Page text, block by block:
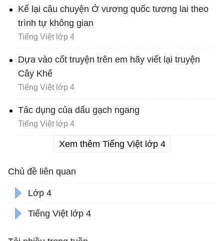
Kể lại câu chuyện Ở vương quốc tương lai theo
trình tự không gian
Tiếng Việt lớp 4
Dựa vào cốt truyện trên em hãy viết lại truyện
Cây Khế
Tiếng Việt lớp 4
Tác dụng của dấu gạch ngang
Tiếng Việt lớp 4
Xem thêm Tiếng Việt lớp 4
Chủ đề liên quan
Lớp 4
Tiếng Việt lớp 4